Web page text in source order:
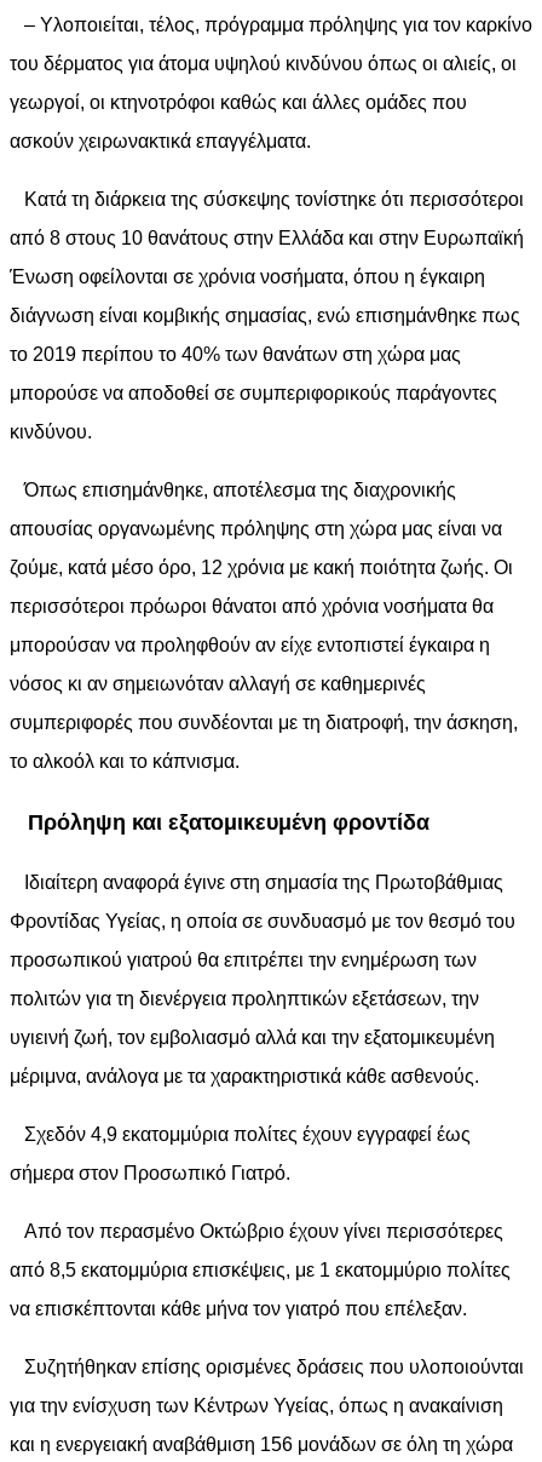
– Υλοποιείται, τέλος, πρόγραμμα πρόληψης για τον καρκίνο
του δέρματος για άτομα υψηλού κινδύνου όπως οι αλιείς, οι
γεωργοί, οι κτηνοτρόφοι καθώς και άλλες ομάδες που
ασκούν χειρωνακτικά επαγγέλματα.
Κατά τη διάρκεια της σύσκεψης τονίστηκε ότι περισσότεροι
από 8 στους 10 θανάτους στην Ελλάδα και στην Ευρωπαϊκή
Ένωση οφείλονται σε χρόνια νοσήματα, όπου η έγκαιρη
διάγνωση είναι κομβικής σημασίας, ενώ επισημάνθηκε πως
το 2019 περίπου το 40% των θανάτων στη χώρα μας
μπορούσε να αποδοθεί σε συμπεριφορικούς παράγοντες
κινδύνου.
Όπως επισημάνθηκε, αποτέλεσμα της διαχρονικής
απουσίας οργανωμένης πρόληψης στη χώρα μας είναι να
ζούμε, κατά μέσο όρο, 12 χρόνια με κακή ποιότητα ζωής. Οι
περισσότεροι πρόωροι θάνατοι από χρόνια νοσήματα θα
μπορούσαν να προληφθούν αν είχε εντοπιστεί έγκαιρα η
νόσος κι αν σημειωνόταν αλλαγή σε καθημερινές
συμπεριφορές που συνδέονται με τη διατροφή, την άσκηση,
το αλκοόλ και το κάπνισμα.
Πρόληψη και εξατομικευμένη φροντίδα
Ιδιαίτερη αναφορά έγινε στη σημασία της Πρωτοβάθμιας
Φροντίδας Υγείας, η οποία σε συνδυασμό με τον θεσμό του
προσωπικού γιατρού θα επιτρέπει την ενημέρωση των
πολιτών για τη διενέργεια προληπτικών εξετάσεων, την
υγιεινή ζωή, τον εμβολιασμό αλλά και την εξατομικευμένη
μέριμνα, ανάλογα με τα χαρακτηριστικά κάθε ασθενούς.
Σχεδόν 4,9 εκατομμύρια πολίτες έχουν εγγραφεί έως
σήμερα στον Προσωπικό Γιατρό.
Από τον περασμένο Οκτώβριο έχουν γίνει περισσότερες
από 8,5 εκατομμύρια επισκέψεις, με 1 εκατομμύριο πολίτες
να επισκέπτονται κάθε μήνα τον γιατρό που επέλεξαν.
Συζητήθηκαν επίσης ορισμένες δράσεις που υλοποιούνται
για την ενίσχυση των Κέντρων Υγείας, όπως η ανακαίνιση
και η ενεργειακή αναβάθμιση 156 μονάδων σε όλη τη χώρα